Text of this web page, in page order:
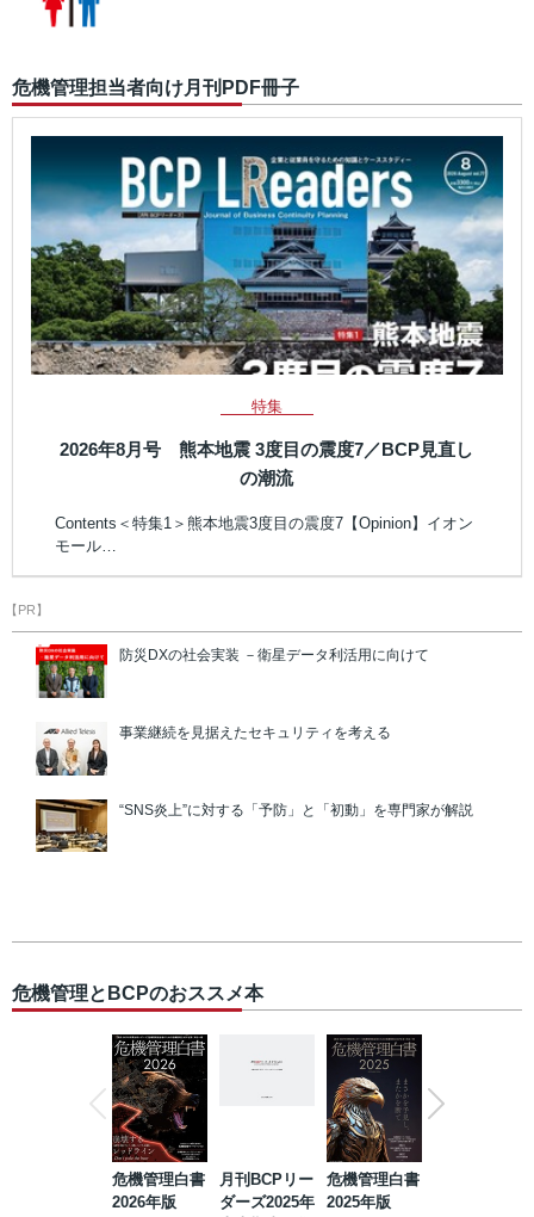
危機管理担当者向け月刊PDF冊子
特集
2026年8月号 熊本地震 3度目の震度7／BCP見直し
の潮流
Contents＜特集1＞熊本地震3度目の震度7【Opinion】イオン
モール…
【PR】
防災DXの社会実装 －衛星データ利活用に向けて
事業継続を見据えたセキュリティを考える
“SNS炎上”に対する「予防」と「初動」を専門家が解説
危機管理とBCPのおススメ本
危機管理白書
2026年版
月刊BCPリー
ダーズ2025年
危機管理白書
2025年版